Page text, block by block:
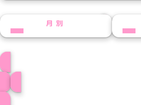
NEXT
月別